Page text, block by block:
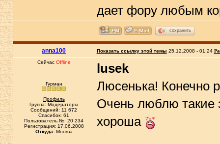
дает фору любым
сохранить
anna100 Показать ссылку этой темы 25.12.2008 - 01:24
Сейчас Offline
Гурман
Профиль
Группа: Модераторы
Сообщений: 11 672
Спасибок: 61
Пользователь №: 20 234
Регистрация: 17.06.2008
Откуда:Москва
lusek
Люсенька! Конечно
Очень люблю такие
хороша